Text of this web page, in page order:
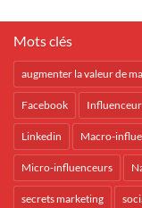
Mots clés
augmenter la valeur de
Facebook
Linkedin Macro-
Micro-influenceurs
secrets marketing